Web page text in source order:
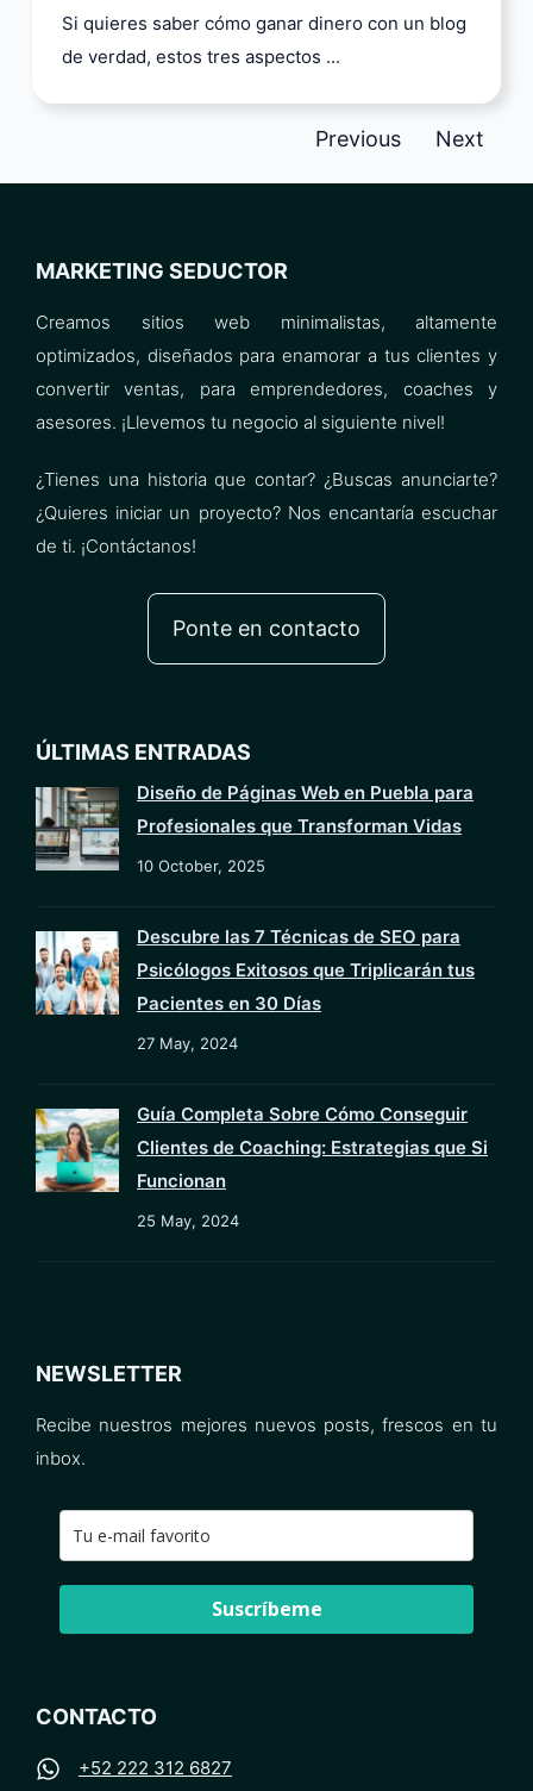
Si quieres saber cómo ganar dinero con un blog
de verdad, estos tres aspectos ...
Previous Next
MARKETING SEDUCTOR
Creamos sitios web minimalistas, altamente
optimizados, diseñados para enamorar a tus clientes y
convertir ventas, para emprendedores, coaches y
asesores. ¡Llevemos tu negocio al siguiente nivel!
¿Tienes una historia que contar? ¿Buscas anunciarte?
¿Quieres iniciar un proyecto? Nos encantaría escuchar
de ti. ¡Contáctanos!
Ponte en contacto
ÚLTIMAS ENTRADAS
Diseño de Páginas Web en Puebla para
Profesionales que Transforman Vidas
10 October, 2025
Descubre las 7 Técnicas de SEO para
Psicólogos Exitosos que Triplicarán tus
Pacientes en 30 Días
27 May, 2024
Guía Completa Sobre Cómo Conseguir
Clientes de Coaching: Estrategias que Si
Funcionan
25 May, 2024
NEWSLETTER
Recibe nuestros mejores nuevos posts, frescos en tu
inbox.
Suscríbeme
CONTACTO
+52 222 312 6827